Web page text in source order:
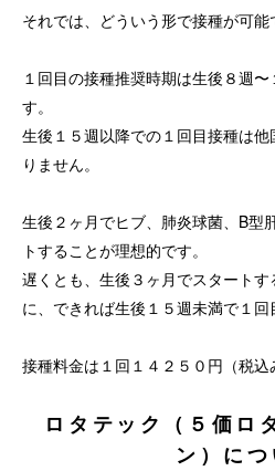
それでは、どういう形で接種が可能
１回目の接種推奨時期は生後８週
す。
生後１５週以降での１回目接種は
りません。
生後２ヶ月でヒブ、肺炎球菌、B型
トすることが理想的です。
遅くとも、生後３ヶ月でスタート
に、できれば生後１５週未満で１回
接種料金は１回１４２５０円（税込
ロタテック（５価ロ
ン）につ